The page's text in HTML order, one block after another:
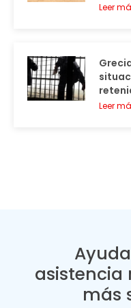
Leer
Leer
asistencia
más